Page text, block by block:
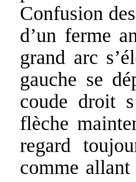
Confusion
d’un ferme
grand arc
gauche se
coude droit
flèche
regard
comme